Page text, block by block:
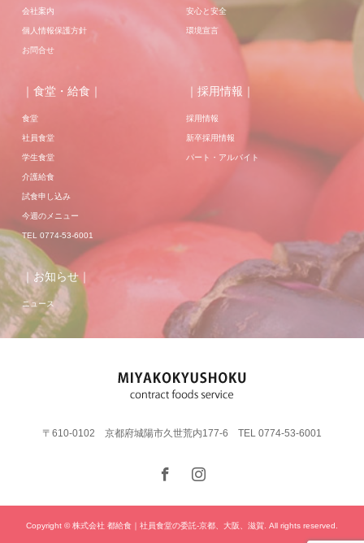
会社案内
個人情報保護方針
お問合せ
安心と安全
環境宣言
｜食堂・給食｜
食堂
社員食堂
学生食堂
介護給食
試食申し込み
今週のメニュー
TEL 0774-53-6001
｜採用情報｜
採用情報
新卒採用情報
パート・アルバイト
｜お知らせ｜
ニュース
〒610-0102 京都府城陽市久世荒内177-6 TEL 0774-53-6001
Copyright © 株式会社 都給食｜社員食堂の委託-京都、大阪、滋賀. All rights reserved.